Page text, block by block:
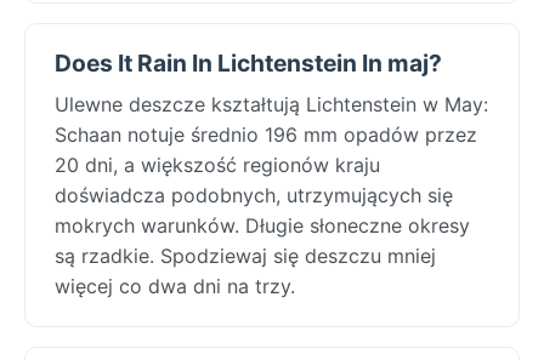
Does It Rain In Lichtenstein In maj?
Ulewne deszcze kształtują Lichtenstein w May:
Schaan notuje średnio 196 mm opadów przez
20 dni, a większość regionów kraju
doświadcza podobnych, utrzymujących się
mokrych warunków. Długie słoneczne okresy
są rzadkie. Spodziewaj się deszczu mniej
więcej co dwa dni na trzy.